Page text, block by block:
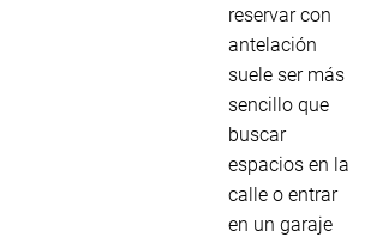
reservar con
antelación
suele ser más
sencillo que
buscar
espacios en la
calle o entrar
en un garaje